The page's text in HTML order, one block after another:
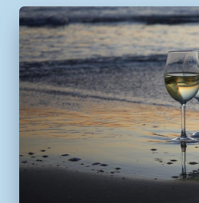
|
Č
e
ši
v
ř